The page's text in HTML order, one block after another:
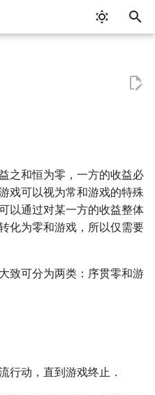
常见技巧
Atom
Eclipse
Notepad++
CLion
CCR Plus
Lemon
Validator
Interactor
Checker
运算
流程控制语句
高级数据类型
bitset
string
pair
重载运算符
引用
常量
pb_ds
插入排序
计数排序
基数排序
堆排序
四边形不等式优化
Slope Trick 优化
WQS 二分
左偏树
树分块
Sqrt Tree
猫树
区间最值操作 & 区间历史
Kinetic Tournament Tree
WBLT
替罪羊树
笛卡尔树
红黑树
可持久化平衡树
可持久化字典树
可持久化可并堆
树状数组套权值线段树
分块套树状数组
Top Tree
树的重心
最近公共祖先
树链剖分
树分治
同余最短路
圆方树
点/边连通度
费用流
上下界网络流
Stoer–Wagner 算法
一般图最大匹配
一般图最大权匹配
稳定匹配
莫队算法
模拟退火
之和恒为零，一方的收益必
戏可以视为常和游戏的特殊
以通过对某一方的收益整体
化为零和游戏，所以仅需要
致可分为两类：序贯零和游
行动，直到游戏终止．